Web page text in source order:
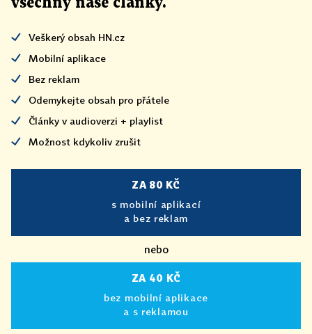
Veškerý obsah HN.cz
Mobilní aplikace
Bez reklam
Odemykejte obsah pro přátele
Články v audioverzi + playlist
Možnost kdykoliv zrušit
ZA 80 KČ
s mobilní aplikací
a bez reklam
nebo
ZA 40 KČ
bez mobilní aplikace
a s reklamou